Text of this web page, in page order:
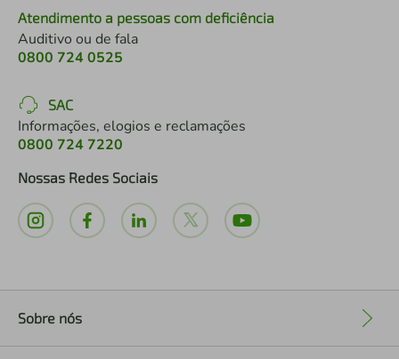
Atendimento a pessoas com deficiência
Auditivo ou de fala
0800 724 0525
SAC
Informações, elogios e reclamações
0800 724 7220
Nossas Redes Sociais
Sobre nós